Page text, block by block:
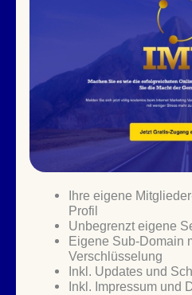
Ihre eigene
Profil
Unbegrenzt eigene
Eigene Sub-Domain
Verschlüsselung
Inkl. Updates und
Inkl. Impressum und